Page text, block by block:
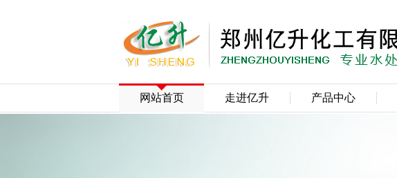
网站首页 走进亿升 产品中心